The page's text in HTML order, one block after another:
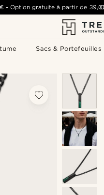
Sacs & Portefeuilles
-Option gratuite à partir de